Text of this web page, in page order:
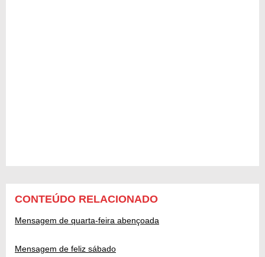
CONTEÚDO RELACIONADO
Mensagem de quarta-feira abençoada
Mensagem de feliz sábado